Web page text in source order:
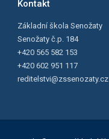
Kontakt
Základní škola Senožaty
Senožaty č.p. 184
+420 565 582 153
+420 602 951 117
reditelstvi@zssenozaty.cz